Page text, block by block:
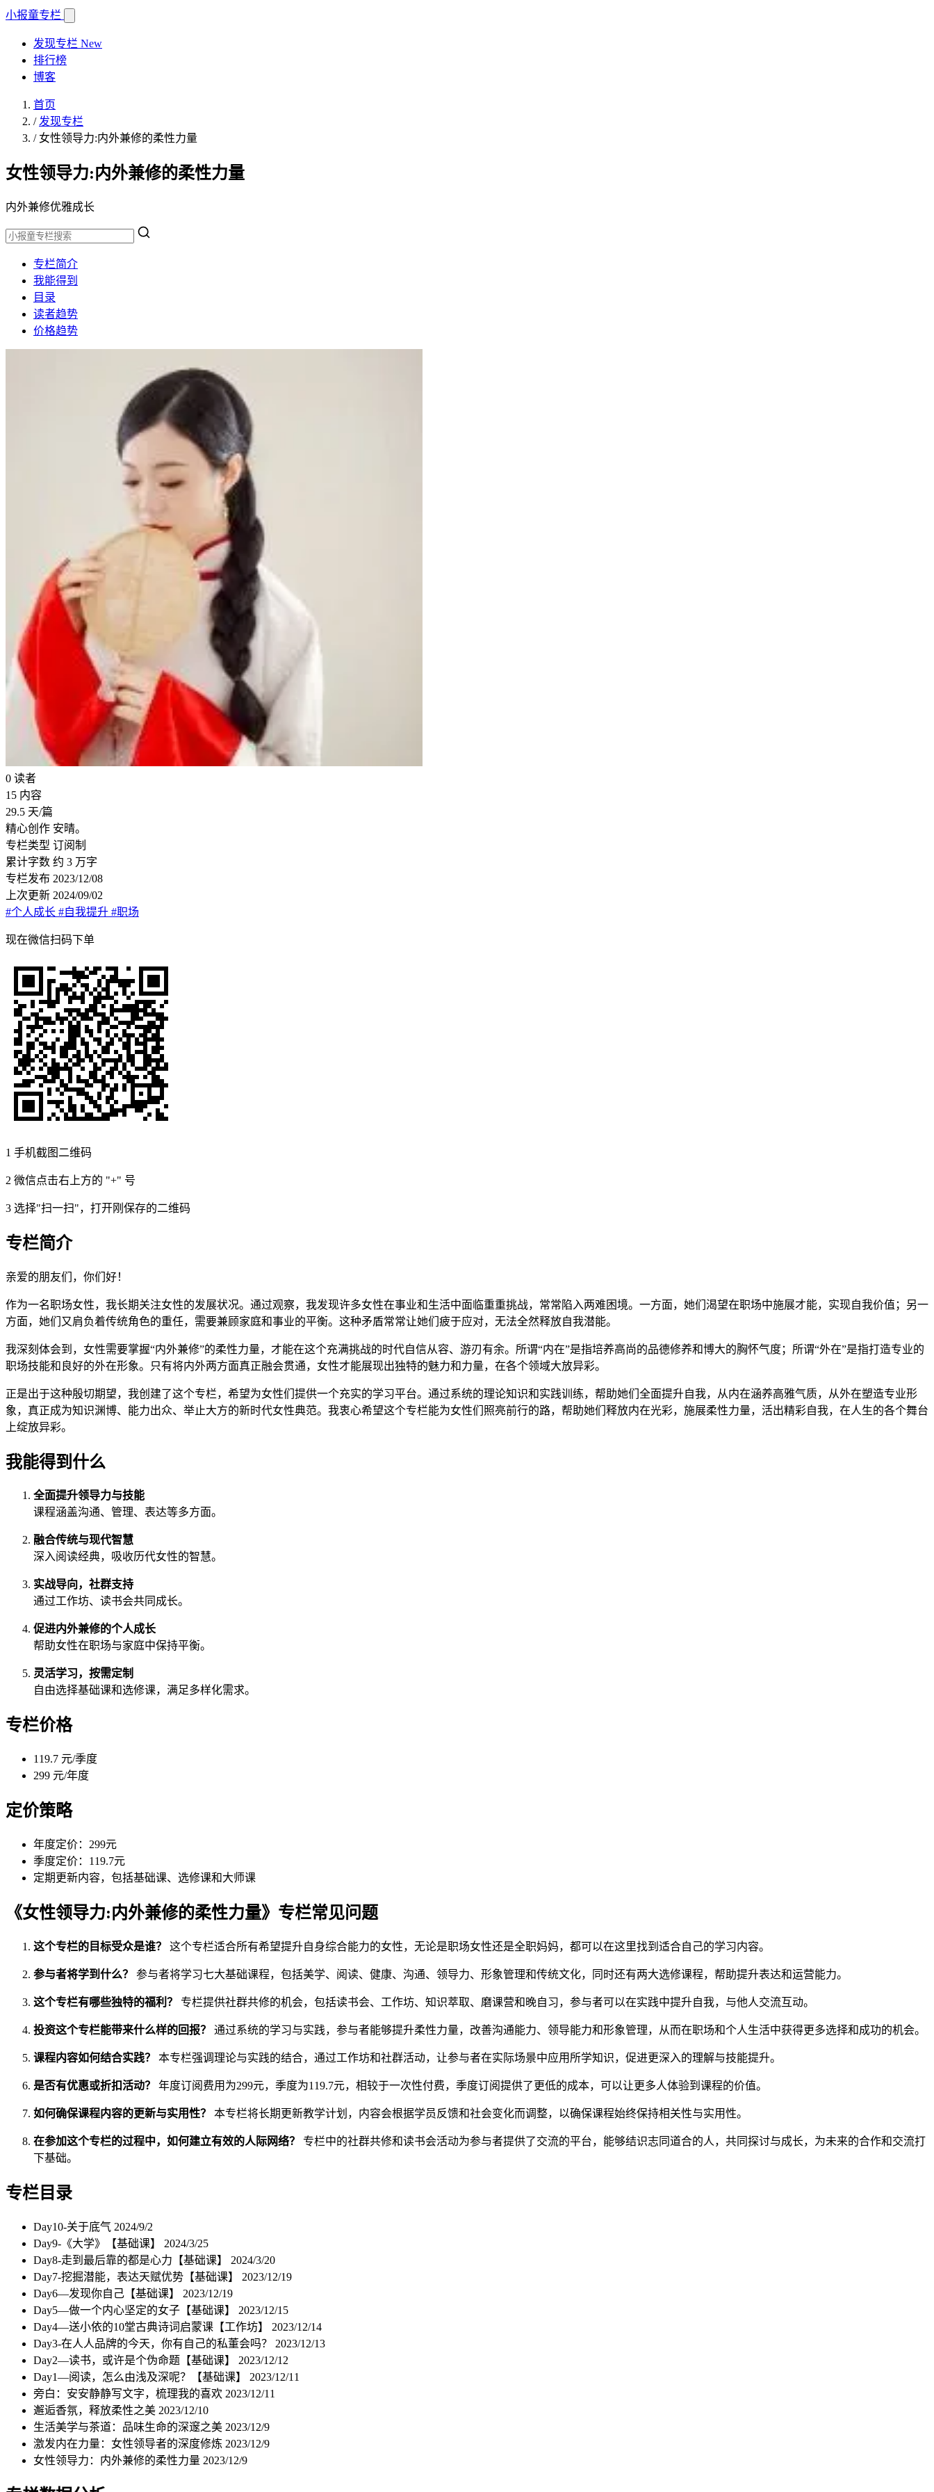
小报童专栏
发现专栏 New
排行榜
博客
首页
/ 发现专栏
/ 女性领导力:内外兼修的柔性力量
女性领导力:内外兼修的柔性力量
内外兼修优雅成长
专栏简介
我能得到
目录
读者趋势
价格趋势
0 读者
15 内容
29.5 天/篇
精心创作 安晴。
专栏类型 订阅制
累计字数 约 3 万字
专栏发布 2023/12/08
上次更新 2024/09/02
#个人成长 #自我提升 #职场
现在微信扫码下单
1 手机截图二维码
2 微信点击右上方的 "+" 号
3 选择"扫一扫"，打开刚保存的二维码
专栏简介
亲爱的朋友们，你们好！
作为一名职场女性，我长期关注女性的发展状况。通过观察，我发现许多女性在事业和生活中面临重重挑战，常常陷入两难困境。一方面，她们渴望在职场中施展才能，实现自我价值；另一
方面，她们又肩负着传统角色的重任，需要兼顾家庭和事业的平衡。这种矛盾常常让她们疲于应对，无法全然释放自我潜能。
我深刻体会到，女性需要掌握“内外兼修”的柔性力量，才能在这个充满挑战的时代自信从容、游刃有余。所谓“内在”是指培养高尚的品德修养和博大的胸怀气度；所谓“外在”是指打造专业的
职场技能和良好的外在形象。只有将内外两方面真正融会贯通，女性才能展现出独特的魅力和力量，在各个领域大放异彩。
正是出于这种殷切期望，我创建了这个专栏，希望为女性们提供一个充实的学习平台。通过系统的理论知识和实践训练，帮助她们全面提升自我，从内在涵养高雅气质，从外在塑造专业形
象，真正成为知识渊博、能力出众、举止大方的新时代女性典范。我衷心希望这个专栏能为女性们照亮前行的路，帮助她们释放内在光彩，施展柔性力量，活出精彩自我，在人生的各个舞台
上绽放异彩。
我能得到什么
全面提升领导力与技能
课程涵盖沟通、管理、表达等多方面。
融合传统与现代智慧
深入阅读经典，吸收历代女性的智慧。
实战导向，社群支持
通过工作坊、读书会共同成长。
促进内外兼修的个人成长
帮助女性在职场与家庭中保持平衡。
灵活学习，按需定制
自由选择基础课和选修课，满足多样化需求。
专栏价格
119.7 元/季度
299 元/年度
定价策略
年度定价：299元
季度定价：119.7元
定期更新内容，包括基础课、选修课和大师课
《女性领导力:内外兼修的柔性力量》专栏常见问题
这个专栏的目标受众是谁？ 这个专栏适合所有希望提升自身综合能力的女性，无论是职场女性还是全职妈妈，都可以在这里找到适合自己的学习内容。
参与者将学到什么？ 参与者将学习七大基础课程，包括美学、阅读、健康、沟通、领导力、形象管理和传统文化，同时还有两大选修课程，帮助提升表达和运营能力。
这个专栏有哪些独特的福利？ 专栏提供社群共修的机会，包括读书会、工作坊、知识萃取、磨课营和晚自习，参与者可以在实践中提升自我，与他人交流互动。
投资这个专栏能带来什么样的回报？ 通过系统的学习与实践，参与者能够提升柔性力量，改善沟通能力、领导能力和形象管理，从而在职场和个人生活中获得更多选择和成功的机会。
课程内容如何结合实践？ 本专栏强调理论与实践的结合，通过工作坊和社群活动，让参与者在实际场景中应用所学知识，促进更深入的理解与技能提升。
是否有优惠或折扣活动？ 年度订阅费用为299元，季度为119.7元，相较于一次性付费，季度订阅提供了更低的成本，可以让更多人体验到课程的价值。
如何确保课程内容的更新与实用性？ 本专栏将长期更新教学计划，内容会根据学员反馈和社会变化而调整，以确保课程始终保持相关性与实用性。
在参加这个专栏的过程中，如何建立有效的人际网络？
专栏中的社群共修和读书会活动为参与者提供了交流的平台，能够结识志同道合的人，共同探讨与成长，为未来的合作和交流打
下基础。
专栏目录
Day10-关于底气 2024/9/2
Day9-《大学》【基础课】 2024/3/25
Day8-走到最后靠的都是心力【基础课】 2024/3/20
Day7-挖掘潜能，表达天赋优势【基础课】 2023/12/19
Day6—发现你自己【基础课】 2023/12/19
Day5—做一个内心坚定的女子【基础课】 2023/12/15
Day4—送小依的10堂古典诗词启蒙课【工作坊】 2023/12/14
Day3-在人人品牌的今天，你有自己的私董会吗？ 2023/12/13
Day2—读书，或许是个伪命题【基础课】 2023/12/12
Day1—阅读，怎么由浅及深呢？【基础课】 2023/12/11
旁白：安安静静写文字，梳理我的喜欢 2023/12/11
邂逅香氛，释放柔性之美 2023/12/10
生活美学与茶道：品味生命的深邃之美 2023/12/9
激发内在力量：女性领导者的深度修炼 2023/12/9
女性领导力：内外兼修的柔性力量 2023/12/9